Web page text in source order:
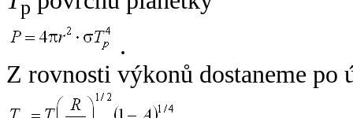
p
.
Z rovnosti výkonů dostaneme po